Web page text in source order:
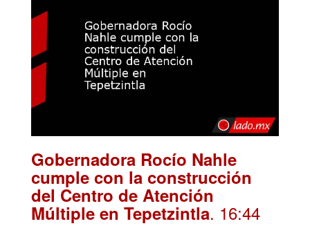
Gobernadora Rocío Nahle
cumple con la construcción
del Centro de Atención
Múltiple en Tepetzintla. 16:44